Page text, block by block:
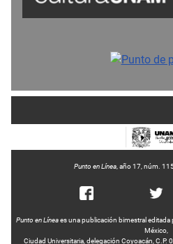
Punto en Línea , año 17, núm.
Punto en Líneaes una publicación bimestral editada
México,
Ciudad Universitaria, delegación Coyoacán, C.P.